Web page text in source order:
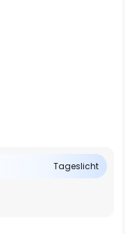
Tageslicht